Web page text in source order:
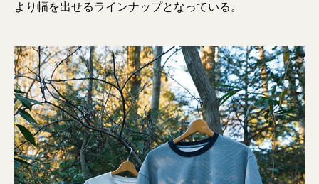
より幅を出せるラインナップとなっている。